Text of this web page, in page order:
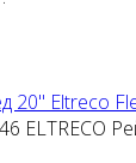
20" Eltreco
ELTRECO